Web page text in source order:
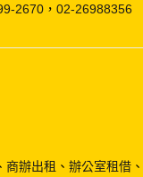
2670 ， 02-26988356
商辦出租 、 辦公室租借 、